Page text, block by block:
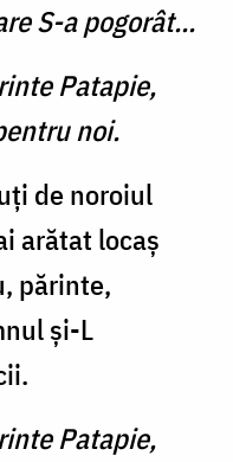
S-a pogorât...
Patapie,
noi.
de noroiul
arătat locaş
părinte,
şi-L
Patapie,